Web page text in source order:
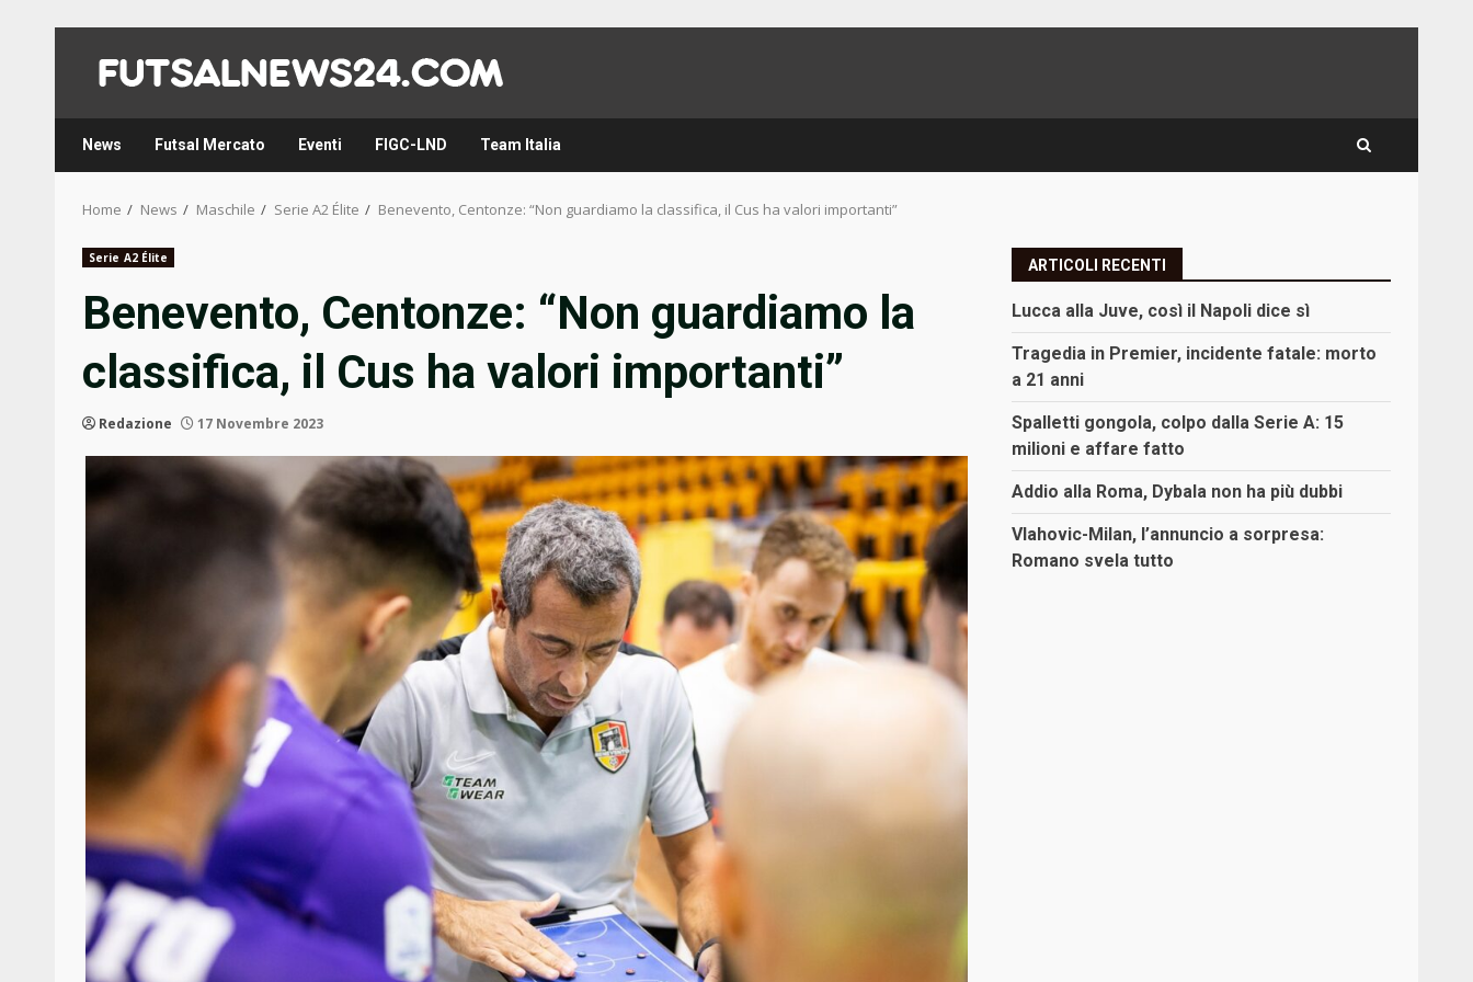
content
News Futsal Mercato Eventi FIGC-LND Team Italia
Home News Maschile Serie A2 Élite Benevento, Centonze: “Non guardiamo la classifica, il Cus ha valori importanti”
Serie A2 Élite
Benevento, Centonze: “Non guardiamo la
classifica, il Cus ha valori importanti”
Redazione 17 Novembre 2023
ARTICOLI RECENTI
Lucca alla Juve, così il Napoli dice sì
Tragedia in Premier, incidente fatale: morto
a 21 anni
Spalletti gongola, colpo dalla Serie A: 15
milioni e affare fatto
Addio alla Roma, Dybala non ha più dubbi
Vlahovic-Milan, l’annuncio a sorpresa:
Romano svela tutto